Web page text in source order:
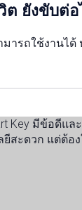
ต ยังขับต่
มารถใช้งานไ